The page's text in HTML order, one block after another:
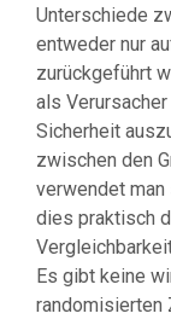
Unterschiede
entweder nur
zurückgeführt
als
Sicherheit
zwischen den
verwendet
dies praktisch
Es gibt keine
randomisierten